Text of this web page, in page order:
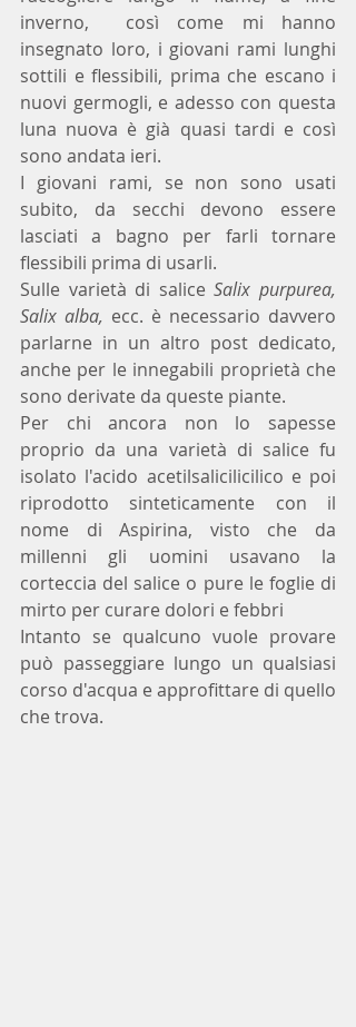
inverno,  così come mi hanno
insegnato loro, i giovani rami lunghi
sottili e flessibili, prima che escano i
nuovi germogli, e adesso con questa
luna nuova è già quasi tardi e così
sono andata ieri.
I giovani rami, se non sono usati
subito, da secchi devono essere
lasciati a bagno per farli tornare
flessibili prima di usarli.
Sulle varietà di salice Salix purpurea,
Salix alba, ecc. è necessario davvero
parlarne in un altro post dedicato,
anche per le innegabili proprietà che
sono derivate da queste piante.
Per chi ancora non lo sapesse
proprio da una varietà di salice fu
isolato l'acido acetilsalicilicilico e poi
riprodotto sinteticamente con il
nome di Aspirina, visto che da
millenni gli uomini usavano la
corteccia del salice o pure le foglie di
mirto per curare dolori e febbri
Intanto se qualcuno vuole provare
può passeggiare lungo un qualsiasi
corso d'acqua e approfittare di quello
che trova.